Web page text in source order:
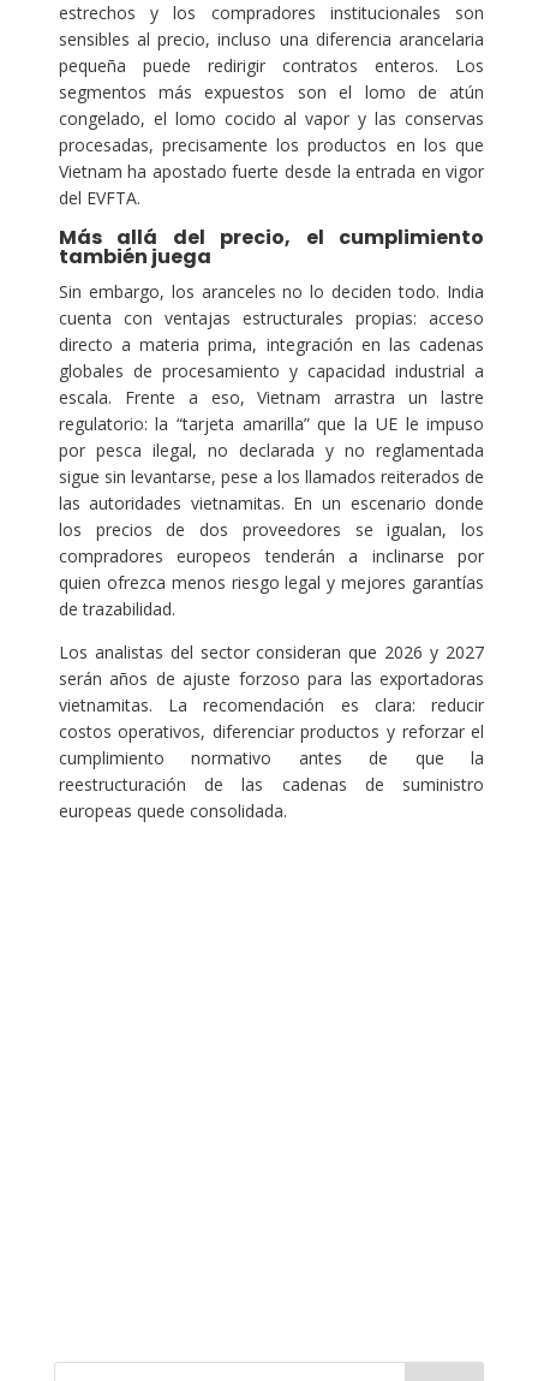
estrechos y los compradores institucionales son
sensibles al precio, incluso una diferencia arancelaria
pequeña puede redirigir contratos enteros. Los
segmentos más expuestos son el lomo de atún
congelado, el lomo cocido al vapor y las conservas
procesadas, precisamente los productos en los que
Vietnam ha apostado fuerte desde la entrada en vigor
del EVFTA.
Más allá del precio, el cumplimiento
también juega
Sin embargo, los aranceles no lo deciden todo. India
cuenta con ventajas estructurales propias: acceso
directo a materia prima, integración en las cadenas
globales de procesamiento y capacidad industrial a
escala. Frente a eso, Vietnam arrastra un lastre
regulatorio: la “tarjeta amarilla” que la UE le impuso
por pesca ilegal, no declarada y no reglamentada
sigue sin levantarse, pese a los llamados reiterados de
las autoridades vietnamitas. En un escenario donde
los precios de dos proveedores se igualan, los
compradores europeos tenderán a inclinarse por
quien ofrezca menos riesgo legal y mejores garantías
de trazabilidad.
Los analistas del sector consideran que 2026 y 2027
serán años de ajuste forzoso para las exportadoras
vietnamitas. La recomendación es clara: reducir
costos operativos, diferenciar productos y reforzar el
cumplimiento normativo antes de que la
reestructuración de las cadenas de suministro
europeas quede consolidada.